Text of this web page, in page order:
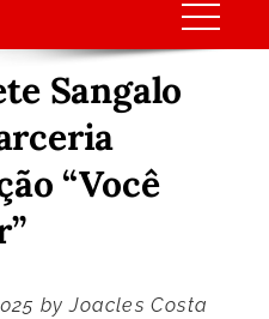
Sangalo
“Você
byJoacles Costa